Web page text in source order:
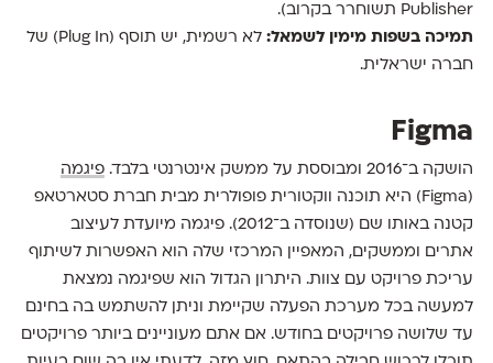
Publisher תשוחרר בקרוב).
תמיכה בשפות מימין לשמאל:
לא רשמית, יש תוסף (Plug In) של
חברה ישראלית.
Figma
הושקה ב־2016 ומבוססת על ממשק אינטרנטי בלבד.
פיגמה
(Figma) היא תוכנה ווקטורית פופולרית מבית חברת סטארטאפ
קטנה באותו שם (שנוסדה ב־2012). פיגמה מיועדת לעיצוב
אתרים וממשקים, המאפיין המרכזי שלה הוא האפשרות לשיתוף
עריכת פרויקט עם צוות. היתרון הגדול הוא שפיגמה נמצאת
למעשה בכל מערכת הפעלה שקיימת וניתן להשתמש בה בחינם
עד שלושה פרויקטים בחודש. אם אתם מעוניינים ביותר פרויקטים